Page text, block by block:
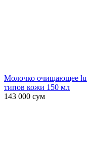
Молочко очищающее
типов кожи 150 мл
143 000 сум